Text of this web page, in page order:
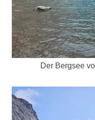
Der Bergsee